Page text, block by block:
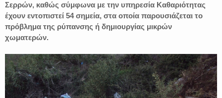
Σερρών, καθώς σύμφωνα με την υπηρεσία Καθαριότητας
έχουν εντοπιστεί 54 σημεία, στα οποία παρουσιάζεται το
πρόβλημα της ρύπανσης ή δημιουργίας μικρών
χωματερών.